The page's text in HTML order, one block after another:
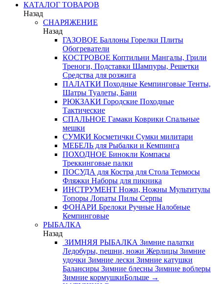
КАТАЛОГ ТОВАРОВ
Назад
СНАРЯЖЕНИЕ
Назад
ГАЗОВОЕ Баллоны Горелки Плиты
Обогреватели
КОСТРОВОЕ Коптильни Мангалы, Грили
Треноги, Подставки Шампуры, Решетки
Средства для розжига
ПАЛАТКИ Походные Кемпинговые Тенты,
Шатры Туалеты, Бани
РЮКЗАКИ Городские Походные
Тактические
СПАЛЬНОЕ Гамаки Коврики Спальные
мешки
СУМКИ Косметички Сумки милитари
МЕБЕЛЬ для Рыбалки и Кемпинга
ПОХОДНОЕ Бинокли Компасы
Треккинговые палки
ПОСУДА для Костра для Стола Термосы
Фляжки Наборы для пикника
ИНСТРУМЕНТ Ножи, Ножны Мультитулы
Топоры Лопаты Пилы Серпы
ФОНАРИ Брелоки Ручные Налобные
Кемпинговые
РЫБАЛКА
Назад
ЗИМНЯЯ РЫБАЛКА Зимние палатки
Ледобуры, пешни, ножи Жерлицы Зимние
удочки Зимние лески Зимние катушки
Балансиры Зимние блесны Зимние воблеры
Зимние кормушкиБольше →